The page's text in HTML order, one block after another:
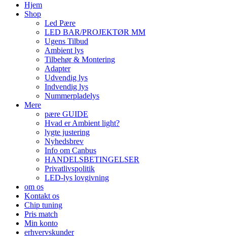
Hjem
Shop
Led Pære
LED BAR/PROJEKTØR MM
Ugens Tilbud
Ambient lys
Tilbehør & Montering
Adapter
Udvendig lys
Indvendig lys
Nummerpladelys
Mere
pære GUIDE
Hvad er Ambient light?
lygte justering
Nyhedsbrev
Info om Canbus
HANDELSBETINGELSER
Privatlivspolitik
LED-lys lovgivning
om os
Kontakt os
Chip tuning
Pris match
Min konto
erhvervskunder